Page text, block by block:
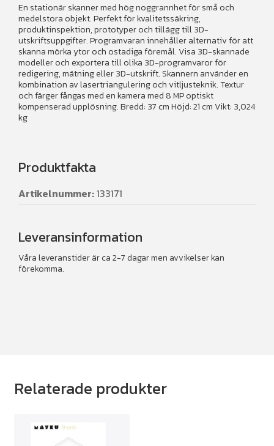
En stationär skanner med hög noggrannhet för små och
medelstora objekt. Perfekt för kvalitetssäkring,
produktinspektion, prototyper och tillägg till 3D-
utskriftsuppgifter. Programvaran innehåller alternativ för att
skanna mörka ytor och ostadiga föremål. Visa 3D-skannade
modeller och exportera till olika 3D-programvaror för
redigering, mätning eller 3D-utskrift. Skannern använder en
kombination av lasertriangulering och vitljusteknik. Textur
och färger fångas med en kamera med 8 MP optiskt
kompenserad upplösning. Bredd: 37 cm Höjd: 21 cm Vikt: 3,024
kg
Produktfakta
Artikelnummer:133171
Leveransinformation
Våra leveranstider är ca 2-7 dagar men avvikelser kan
förekomma.
Relaterade produkter